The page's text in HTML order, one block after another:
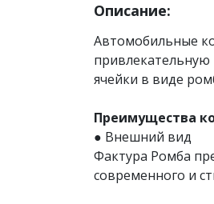
Описание:
Автомобильные
привлекательную
ячейки в виде
Преимущества
● Внешний вид
Фактура Ромба
современного и